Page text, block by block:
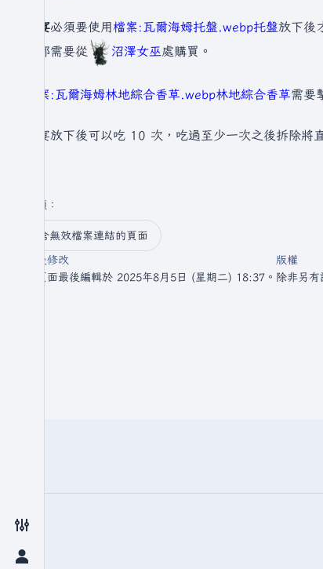
切換偏好設定選單
切換個人選單
盛宴必須要使用檔案:瓦爾海姆托盤.webp托盤放下後
都需要從 沼澤女巫 處購買。
檔案:瓦爾海姆林地綜合香草.webp林地綜合香草需要
盛宴放下後可以吃 10 次，吃過至少一次之後拆除將
分類 ：​
含無效檔案連結的頁面
最後修改
此頁面最後編輯於 2025年8月5日 (星期二) 18:37。
版權
除非另